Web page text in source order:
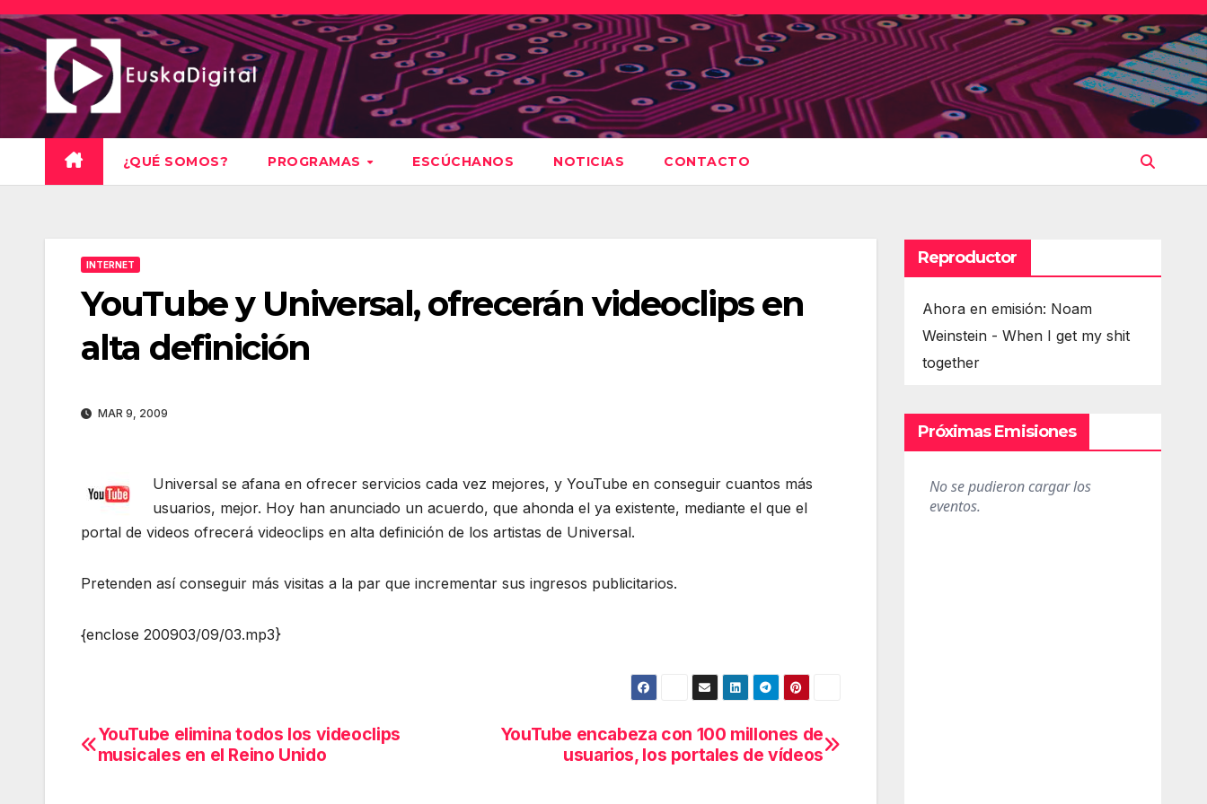
Saltar
al
contenido
¿QUÉ SOMOS? PROGRAMAS ESCÚCHANOS NOTICIAS CONTACTO
INTERNET
YouTube y Universal, ofrecerán videoclips en
alta definición
MAR 9, 2009
Universal se afana en ofrecer servicios cada vez mejores, y YouTube en conseguir cuantos más
usuarios, mejor. Hoy han anunciado un acuerdo, que ahonda el ya existente, mediante el que el
portal de videos ofrecerá videoclips en alta definición de los artistas de Universal.
Pretenden así conseguir más visitas a la par que incrementar sus ingresos publicitarios.
{enclose 200903/09/03.mp3}
Navegación
YouTube encabeza con 100 millones de
usuarios, los portales de vídeos
YouTube elimina todos los videoclips
musicales en el Reino Unido
Reproductor
Ahora en emisión: Noam
Weinstein - When I get my shit
together
Próximas Emisiones